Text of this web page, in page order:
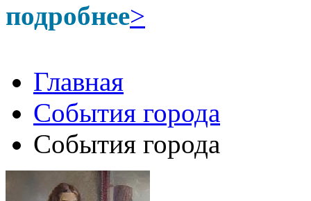
подробнее>
Главная
События города
События города